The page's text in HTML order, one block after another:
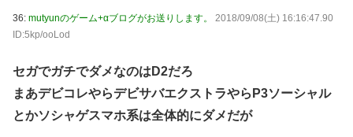
36: mutyunのゲーム+αブログがお送りします。
2018/09/08(土) 16:16:47.90
ID:5kp/ooLod
セガでガチでダメなのはD2だろ
まあデビコレやらデビサバエクストラやらP3ソーシャル
とかソシャゲスマホ系は全体的にダメだが